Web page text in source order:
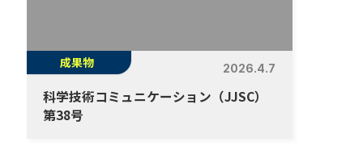
成果物 2026.4.7
科学技術コミュニケーション（JJSC）
第38号